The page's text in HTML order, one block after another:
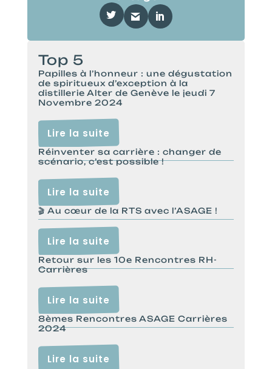
Top 5
Papilles à l’honneur : une dégustation
de spiritueux d’exception à la
distillerie Alter de Genève le jeudi 7
Novembre 2024
Lire la suite
Réinventer sa carrière : changer de
scénario, c’est possible !
Lire la suite
🎬 Au cœur de la RTS avec l’ASAGE !
Lire la suite
Retour sur les 10e Rencontres RH-
Carrières
Lire la suite
8èmes Rencontres ASAGE Carrières
2024
Lire la suite